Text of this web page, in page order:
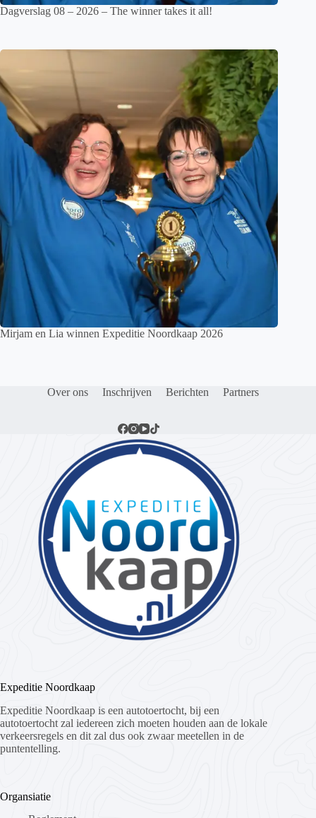
Dagverslag 08 – 2026 – The winner takes it all!
Mirjam en Lia winnen Expeditie Noordkaap 2026
Over ons Inschrijven Berichten Partners
Expeditie Noordkaap
Expeditie Noordkaap is een autotoertocht, bij een
autotoertocht zal iedereen zich moeten houden aan de lokale
verkeersregels en dit zal dus ook zwaar meetellen in de
puntentelling.
Organsiatie